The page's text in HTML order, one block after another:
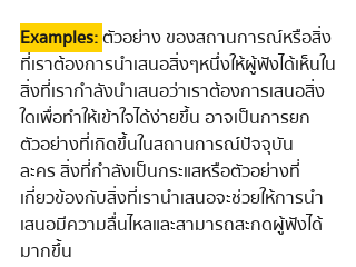
Examples: ตัวอย่าง ของสถานการณ์หรือสิ่ง
ที่เราต้องการนำเสนอสิ่งๆหนึ่งให้ผู้ฟังได้เห็นใน
สิ่งที่เรากำลังนำเสนอว่าเราต้องการเสนอสิ่ง
ใดเพื่อทำให้เข้าใจได้ง่ายขึ้น อาจเป็นการยก
ตัวอย่างที่เกิดขึ้นในสถานการณ์ปัจจุบัน
ละคร สิ่งที่กำลังเป็นกระแสหรือตัวอย่างที่
เกี่ยวข้องกับสิ่งที่เรานำเสนอจะช่วยให้การนำ
เสนอมีความลื่นไหลและสามารถสะกดผู้ฟังได้
มากขึ้น